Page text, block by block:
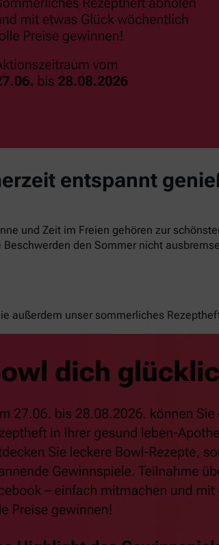
entspannt
und Zeit im Freien gehören zur
Beschwerden den Sommer nicht
außerdem unser sommerliches